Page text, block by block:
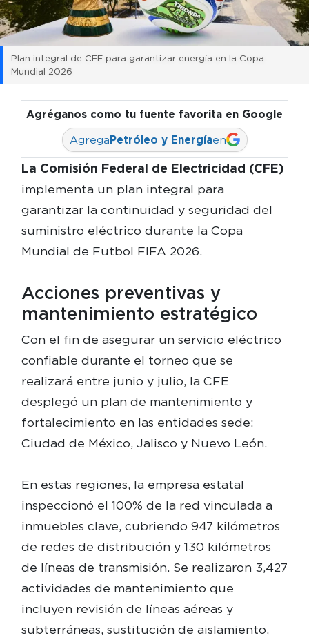
Plan integral de CFE para garantizar energía en la Copa
Mundial 2026
Agréganos como tu fuente favorita en Google
AgregaPetróleo y Energíaen
La Comisión Federal de Electricidad (CFE)
implementa un plan integral para
garantizar la continuidad y seguridad del
suministro eléctrico durante la Copa
Mundial de Futbol FIFA 2026.
Acciones preventivas y
mantenimiento estratégico
Con el fin de asegurar un servicio eléctrico
confiable durante el torneo que se
realizará entre junio y julio, la CFE
desplegó un plan de mantenimiento y
fortalecimiento en las entidades sede:
Ciudad de México, Jalisco y Nuevo León.
En estas regiones, la empresa estatal
inspeccionó el 100% de la red vinculada a
inmuebles clave, cubriendo 947 kilómetros
de redes de distribución y 130 kilómetros
de líneas de transmisión. Se realizaron 3,427
actividades de mantenimiento que
incluyen revisión de líneas aéreas y
subterráneas, sustitución de aislamiento,